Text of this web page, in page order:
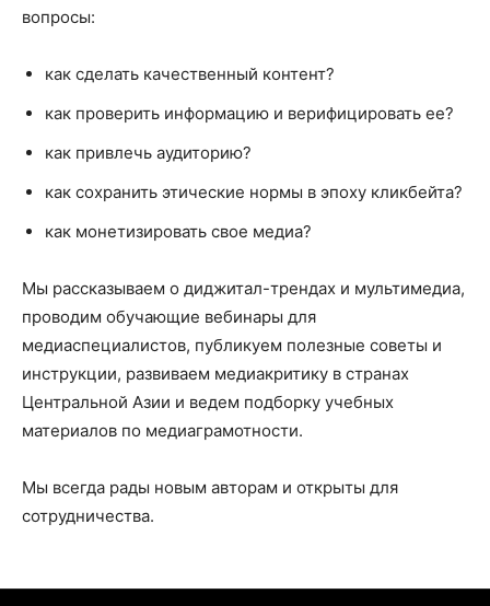
вопросы:
как сделать качественный контент?
как проверить информацию и верифицировать ее?
как привлечь аудиторию?
как сохранить этические нормы в эпоху кликбейта?
как монетизировать свое медиа?
Мы рассказываем о диджитал-трендах и мультимедиа,
проводим обучающие вебинары для
медиаспециалистов, публикуем полезные советы и
инструкции, развиваем медиакритику в странах
Центральной Азии и ведем подборку учебных
материалов по медиаграмотности.
Мы всегда рады новым авторам и открыты для
сотрудничества.